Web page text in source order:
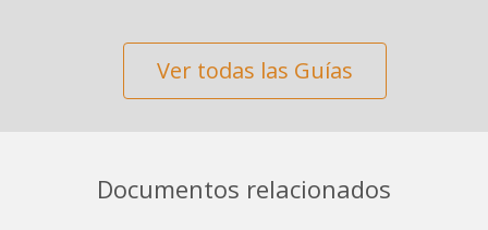
Ver todas las Guías
Documentos relacionados